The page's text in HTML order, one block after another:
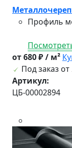
Профиль
от 680 ₽ / м²
Под заказ от
Артикул:
ЦБ-00002894